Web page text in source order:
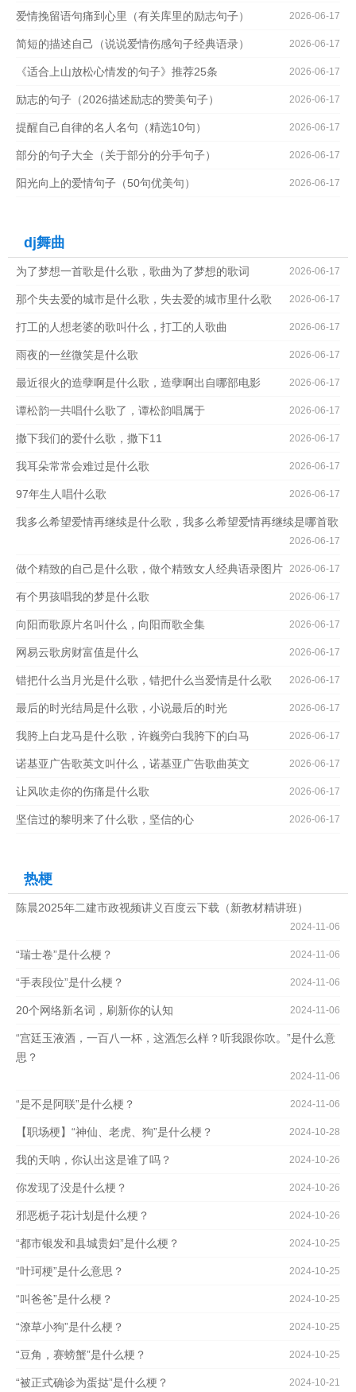
爱情挽留语句痛到心里（有关库里的励志句子） 2026-06-17
简短的描述自己（说说爱情伤感句子经典语录） 2026-06-17
《适合上山放松心情发的句子》推荐25条 2026-06-17
励志的句子（2026描述励志的赞美句子） 2026-06-17
提醒自己自律的名人名句（精选10句） 2026-06-17
部分的句子大全（关于部分的分手句子） 2026-06-17
阳光向上的爱情句子（50句优美句） 2026-06-17
dj舞曲
为了梦想一首歌是什么歌，歌曲为了梦想的歌词 2026-06-17
那个失去爱的城市是什么歌，失去爱的城市里什么歌 2026-06-17
打工的人想老婆的歌叫什么，打工的人歌曲 2026-06-17
雨夜的一丝微笑是什么歌 2026-06-17
最近很火的造孽啊是什么歌，造孽啊出自哪部电影 2026-06-17
谭松韵一共唱什么歌了，谭松韵唱属于 2026-06-17
撒下我们的爱什么歌，撒下11 2026-06-17
我耳朵常常会难过是什么歌 2026-06-17
97年生人唱什么歌 2026-06-17
我多么希望爱情再继续是什么歌，我多么希望爱情再继续是哪首歌
2026-06-17
做个精致的自己是什么歌，做个精致女人经典语录图片 2026-06-17
有个男孩唱我的梦是什么歌 2026-06-17
向阳而歌原片名叫什么，向阳而歌全集 2026-06-17
网易云歌房财富值是什么 2026-06-17
错把什么当月光是什么歌，错把什么当爱情是什么歌 2026-06-17
最后的时光结局是什么歌，小说最后的时光 2026-06-17
我胯上白龙马是什么歌，许巍旁白我胯下的白马 2026-06-17
诺基亚广告歌英文叫什么，诺基亚广告歌曲英文 2026-06-17
让风吹走你的伤痛是什么歌 2026-06-17
坚信过的黎明来了什么歌，坚信的心 2026-06-17
热梗
陈晨2025年二建市政视频讲义百度云下载（新教材精讲班）
2024-11-06
“瑞士卷”是什么梗？ 2024-11-06
“手表段位”是什么梗？ 2024-11-06
20个网络新名词，刷新你的认知 2024-11-06
“宫廷玉液酒，一百八一杯，这酒怎么样？听我跟你吹。”是什么意
思？
2024-11-06
“是不是阿联”是什么梗？ 2024-11-06
【职场梗】“神仙、老虎、狗”是什么梗？ 2024-10-28
我的天呐，你认出这是谁了吗？ 2024-10-26
你发现了没是什么梗？ 2024-10-26
邪恶栀子花计划是什么梗？ 2024-10-26
“都市银发和县城贵妇”是什么梗？ 2024-10-25
“叶珂梗”是什么意思？ 2024-10-25
“叫爸爸”是什么梗？ 2024-10-25
“潦草小狗”是什么梗？ 2024-10-25
“豆角，赛螃蟹”是什么梗？ 2024-10-25
“被正式确诊为蛋挞”是什么梗？ 2024-10-21